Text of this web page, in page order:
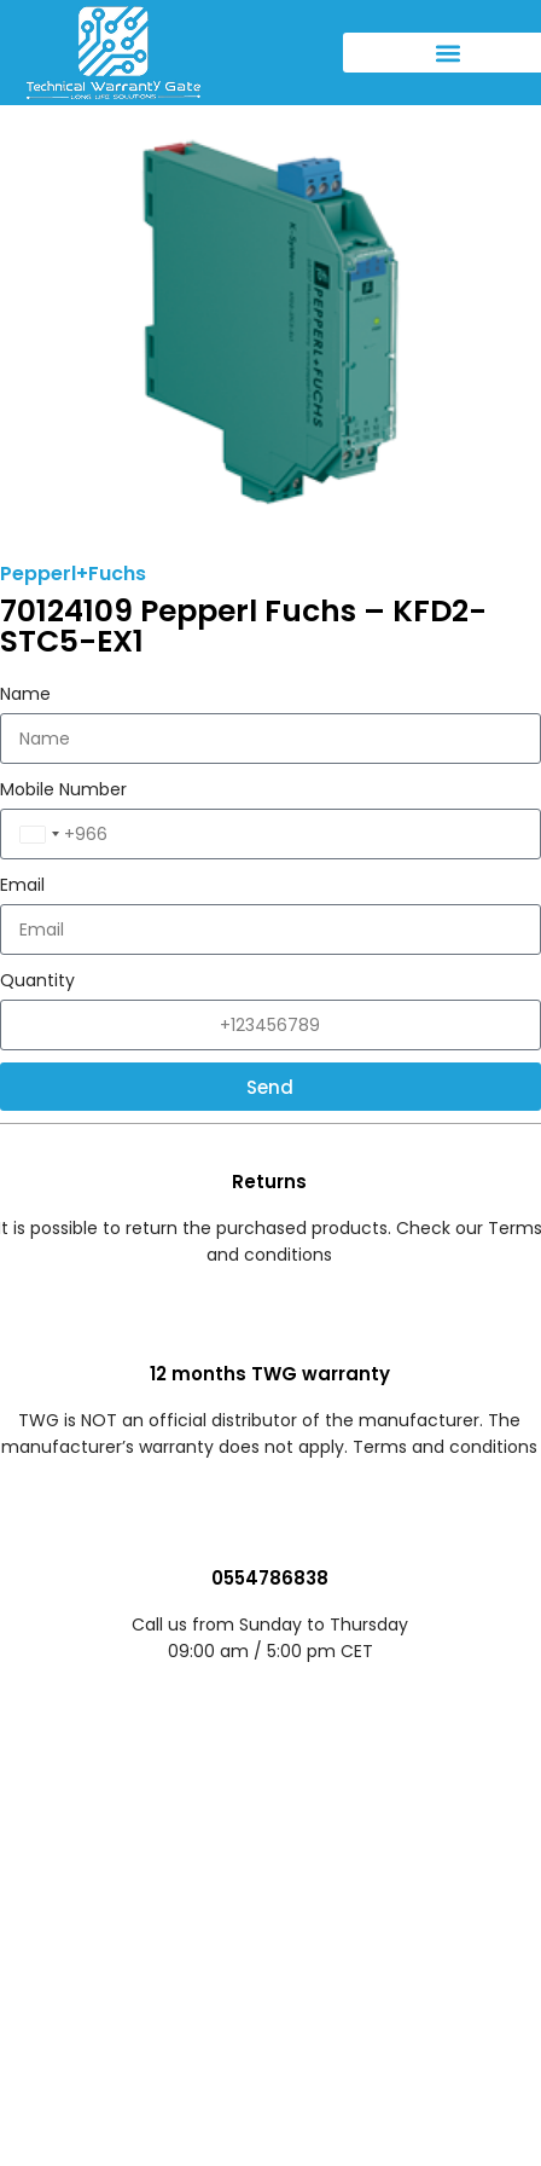
Pepperl+Fuchs
70124109 Pepperl Fuchs – KFD2-
STC5-EX1
Name
Mobile Number
Saudi
Arabia
+966
Email
Quantity
Send
Returns
is possible to return the purchased products. Check our Terms
and conditions
12 months TWG warranty
TWG is NOT an official distributor of the manufacturer. The
manufacturer’s warranty does not apply. Terms and conditions
0554786838
Call us from Sunday to Thursday
09:00 am / 5:00 pm CET